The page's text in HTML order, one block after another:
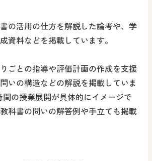
の活用の仕方を解説した論考や、学
資料などを掲載しています。
ごとの指導や評価計画の作成を支援
いの構造などの解説を掲載していま
間の授業展開が具体的にイメージで
科書の問いの解答例や手立ても掲載